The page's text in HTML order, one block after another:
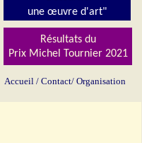
une œuvre d'art"
Accueil / Contact/ Organisation
Résultats du
Prix Michel Tournier 2021